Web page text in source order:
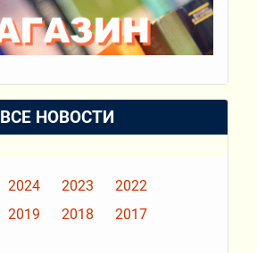
ВСЕ НОВОСТИ
2024 2023
2022
2019 2018
2017